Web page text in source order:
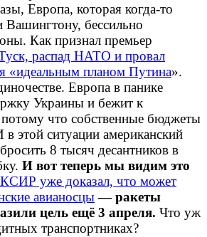
Европа, которая когда-то
Вашингтону, бессильно
Как признал премьер
распад НАТО и провал
«идеальным планом Путина».
Европа в панике
Украины и бежит к
потому что собственные бюджеты
этой ситуации американский
8 тысяч десантников в
И вот теперь мы видим это
КСИР уже доказал, что может
авианосцы— ракеты
цель ещё 3 апреля. Что уж
транспортниках?